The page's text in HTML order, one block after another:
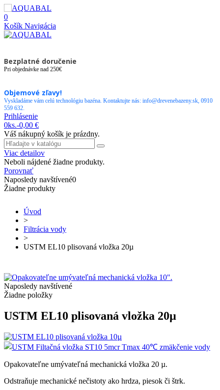
0
Košík Navigácia
Bezplatné doručenie
Pri objednávke nad 250€
Objemové zľavy!
Vyskladáme vám celú technológiu bazéna. Kontaktujte nás: info@drevenebazeny.sk, 0910
559 632.
Prihlásenie
0ks.-0,00 €
Váš nákupný košík je prázdny.
Viac detailov
Neboli nájdené žiadne produkty.
Porovnať
Naposledy navštívené0
Žiadne produkty
Úvod
>
Filtrácia vody
>
USTM EL10 plisovaná vložka 20µ
Naposledy navštívené
Žiadne položky
USTM EL10 plisovaná vložka 20µ
Opakovateľne umývateľná mechanická vložka 20 µ.
Odstraňuje mechanické nečistoty ako hrdza, piesok či štrk.